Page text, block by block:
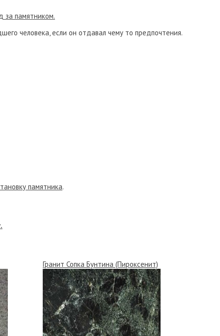
за памятником.
человека, если он отдавал чему то предпочтения.
памятника.
Гранит Сопка Бунтина (Пироксенит)